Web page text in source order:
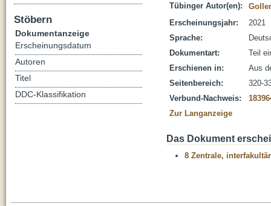
Tübinger Autor(en):
Erscheinungsjahr:
2021
Sprache:
Dokumentart:
Teil
Erschienen in:
Aus
Seitenbereich:
320-
Verbund-Nachweis:
Zur Langanzeige
Das Dokument
8 Zentrale,
Stöbern
Dokumentanzeige
Erscheinungsdatum
Autoren
Titel
DDC-Klassifikation